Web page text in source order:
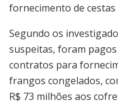
fornecimento de
Segundo os
suspeitas, foram pagos
contratos para
frangos congelados,
R$ 73 milhões aos